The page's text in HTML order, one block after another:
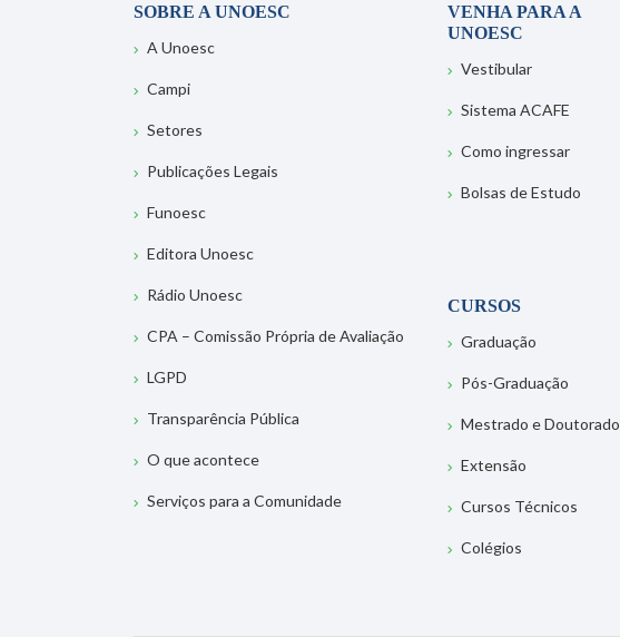
SOBRE A UNOESC
A Unoesc
Campi
Setores
Publicações Legais
Funoesc
Editora Unoesc
Rádio Unoesc
CPA – Comissão Própria de Avaliação
LGPD
Transparência Pública
O que acontece
Serviços para a Comunidade
VENHA PARA A
UNOESC
Vestibular
Sistema ACAFE
Como ingressar
Bolsas de Estudo
CURSOS
Graduação
Pós-Graduação
Mestrado e Doutorado
Extensão
Cursos Técnicos
Colégios